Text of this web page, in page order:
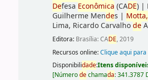
Defesa Econômica (CADE)|
Guilherme Mendes | Motta,
Lima, Ricardo Carvalhode
Editora: Brasília: CADE, 2019
Recursos online:Clique aqui
Disponibilidade:Itens
[Númerodechamada:341.3787